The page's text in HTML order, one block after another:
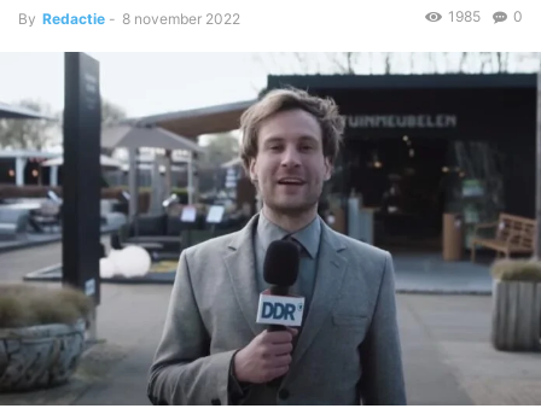
By Redactie - 8 november 2022 0
1985